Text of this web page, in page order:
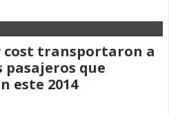
cost transportaron a
pasajeros que
este 2014